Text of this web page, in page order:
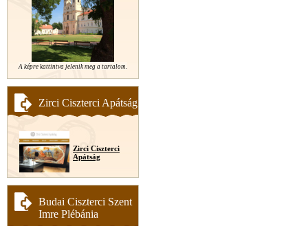
A képre kattintva jelenik meg a tartalom.
Zirci Ciszterci Apátság
Zirci Ciszterci
Apátság
Budai Ciszterci Szent
Imre Plébánia